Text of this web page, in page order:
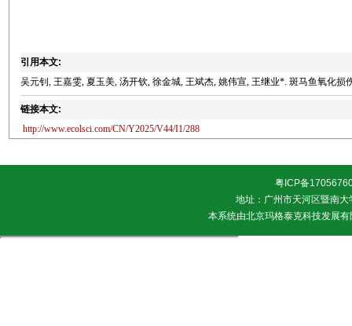
引用本文:
吴元钊, 王嘉雯, 夏玉美, 汤开钦, 徐金城, 王斌杰, 姚伟宣, 王继业*. 斑马鱼氧化
链接本文:
http://www.ecolsci.com/CN/Y2025/V44/I1/288
粤ICP备
地址：广州市天河区暨南
本系统由北京玛格泰克科技发展有